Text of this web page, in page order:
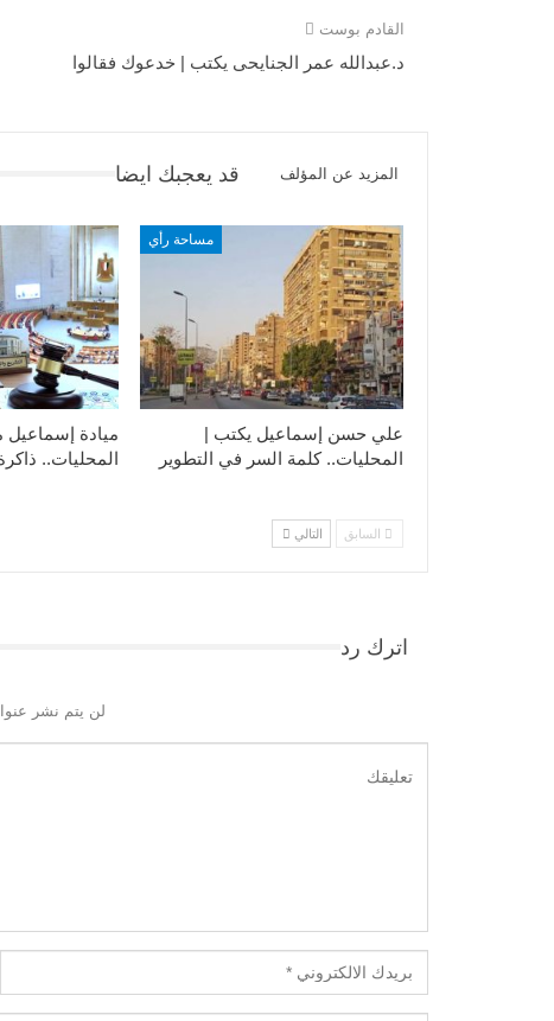
القادم بوست
د.عبدالله عمر الجنايحى يكتب | خدعوك فقالوا
قد يعجبك ايضا المزيد عن المؤلف
ميادة إسماعيل
المحليات..
مساحة رأي
علي حسن إسماعيل يكتب |
المحليات.. كلمة السر في التطوير​
السابق التالي
اترك رد
لن يتم نشر